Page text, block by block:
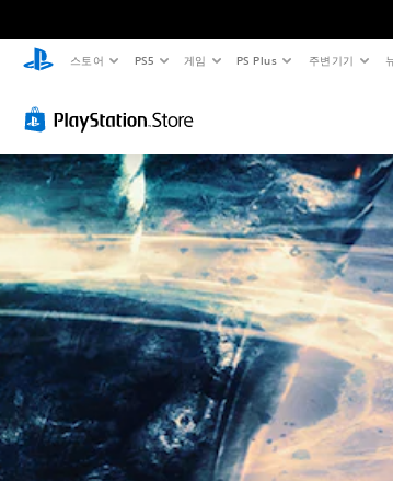
스토어 PS5 게임 PS Plus 주변기기